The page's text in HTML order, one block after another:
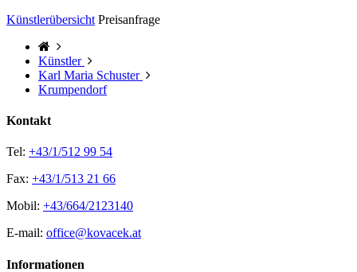
Künstlerübersicht Preisanfrage
Künstler
Karl Maria Schuster
Krumpendorf
Kontakt
Tel: +43/1/512 99 54
Fax: +43/1/513 21 66
Mobil: +43/664/2123140
E-mail: office@kovacek.at
Informationen